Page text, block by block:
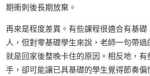
期衝刺後長期放棄。
再來是程度差異。有些課程很適合有基礎
人，但對零基礎學生來說，老師一句帶
就是回家後整晚卡住的原因。相反地，
手，卻可能讓已具基礎的學生覺得節奏